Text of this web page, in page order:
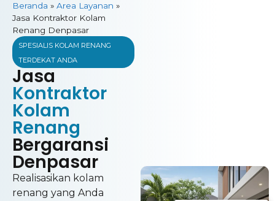
Beranda » Area Layanan »
Jasa Kontraktor Kolam
Renang Denpasar
SPESIALIS KOLAM RENANG
TERDEKAT ANDA
Jasa
Kontraktor
Kolam
Renang
Bergaransi
Denpasar
Realisasikan kolam
renang yang Anda